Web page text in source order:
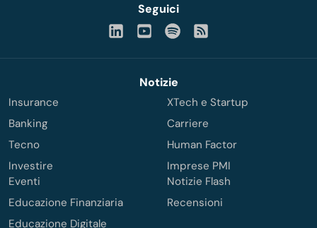
Seguici
Notizie
Insurance
Banking
Tecno
Investire
XTech e Startup
Carriere
Human Factor
Imprese PMI
Eventi
Educazione Finanziaria
Educazione Digitale
Notizie Flash
Recensioni